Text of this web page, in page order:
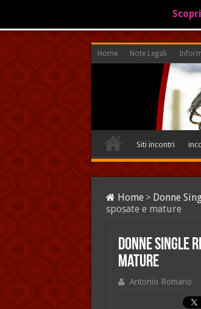
Home Note Legali
Siti incontri
Home > Donne
sposate e mature
Donne Single
mature
Antonio Romano